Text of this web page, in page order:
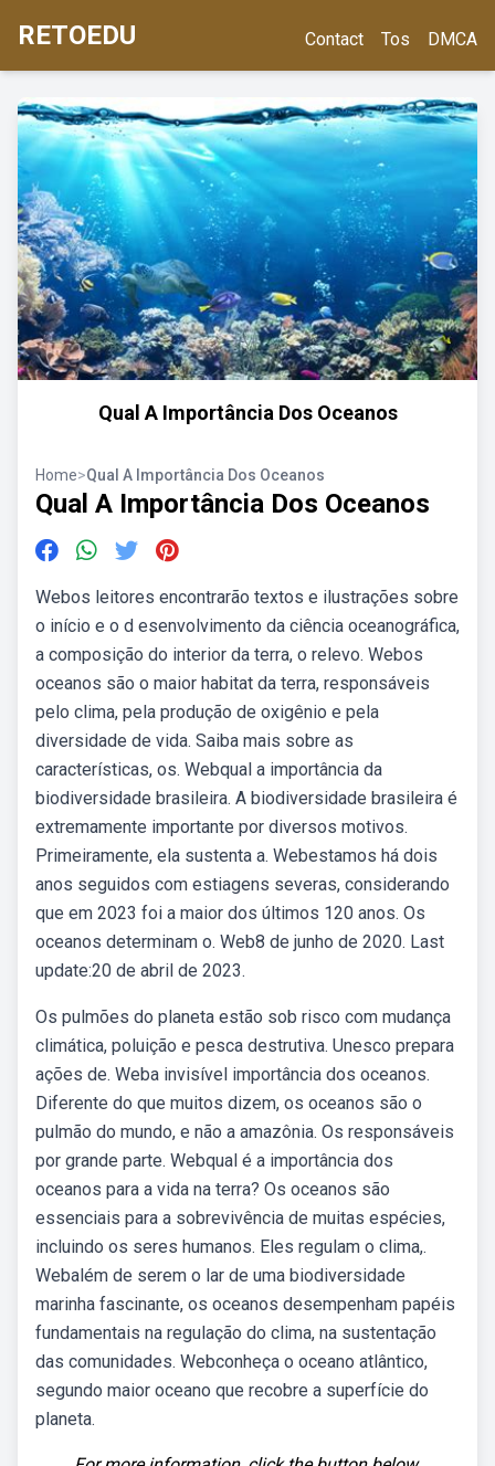
RETOEDU Contact Tos DMCA
Qual A Importância Dos Oceanos
Home>Qual A Importância Dos Oceanos
Qual A Importância Dos Oceanos
Webos leitores encontrarão textos e ilustrações sobre
o início e o d esenvolvimento da ciência oceanográfica,
a composição do interior da terra, o relevo. Webos
oceanos são o maior habitat da terra, responsáveis
pelo clima, pela produção de oxigênio e pela
diversidade de vida. Saiba mais sobre as
características, os. Webqual a importância da
biodiversidade brasileira. A biodiversidade brasileira é
extremamente importante por diversos motivos.
Primeiramente, ela sustenta a. Webestamos há dois
anos seguidos com estiagens severas, considerando
que em 2023 foi a maior dos últimos 120 anos. Os
oceanos determinam o. Web8 de junho de 2020. Last
update:20 de abril de 2023.
Os pulmões do planeta estão sob risco com mudança
climática, poluição e pesca destrutiva. Unesco prepara
ações de. Weba invisível importância dos oceanos.
Diferente do que muitos dizem, os oceanos são o
pulmão do mundo, e não a amazônia. Os responsáveis
por grande parte. Webqual é a importância dos
oceanos para a vida na terra? Os oceanos são
essenciais para a sobrevivência de muitas espécies,
incluindo os seres humanos. Eles regulam o clima,.
Webalém de serem o lar de uma biodiversidade
marinha fascinante, os oceanos desempenham papéis
fundamentais na regulação do clima, na sustentação
das comunidades. Webconheça o oceano atlântico,
segundo maior oceano que recobre a superfície do
planeta.